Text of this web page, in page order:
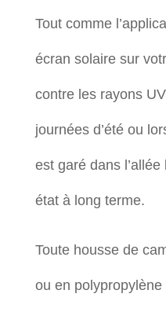
Tout comme
écran solaire sur
contre les rayons
journées d’été ou
est garé dans
état à long terme.
Toute housse de
ou en